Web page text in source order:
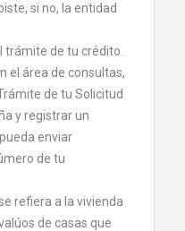
si no, la entidad
de tu crédito.
el área de consultas,
de tu Solicitud
y registrar un
enviar
de tu
refiera a la vivienda
de casas que